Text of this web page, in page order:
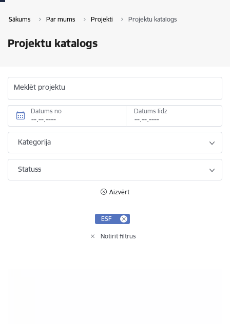
Sākums Par mums Projekti Projektu katalogs
Projektu katalogs
Meklēt projektu
Datums no Datums līdz
Kategorija
Statuss
Aizvērt
ESF
Notīrīt filtrus